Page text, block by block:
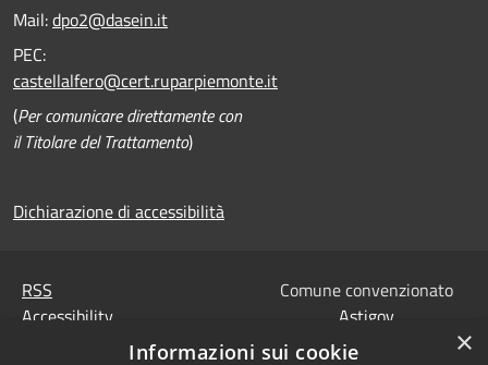
Mail:dpo2@dasein.it
PEC:
castellalfero@cert.ruparpiemonte.it
(Per comunicare direttamente con
il Titolare del Trattamento)
Dichiarazione di accessibilità
RSS
Accessibility
Comune convenzionato
Astigov
Progetto|Convenzione
×
Informazioni sui cookie